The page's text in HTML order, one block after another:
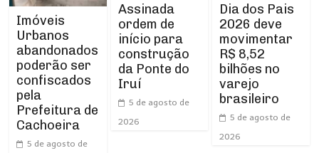
Imóveis
Urbanos
abandonados
poderão ser
confiscados
pela
Prefeitura de
Cachoeira
5 de agosto de
Assinada
ordem de
início para
construção
da Ponte do
Iruí
5 de agosto de
2026
Dia dos Pais
2026 deve
movimentar
R$ 8,52
bilhões no
varejo
brasileiro
5 de agosto de
2026